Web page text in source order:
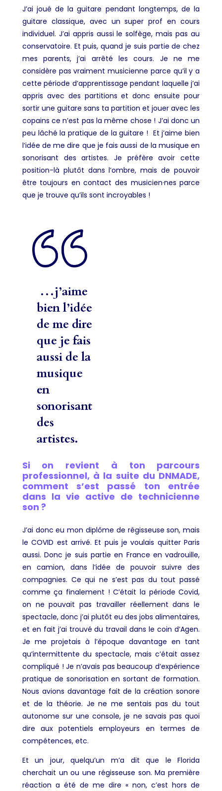
J’ai joué de la guitare pendant longtemps, de la
guitare classique, avec un super prof en cours
individuel. J’ai appris aussi le solfège, mais pas au
conservatoire. Et puis, quand je suis partie de chez
mes parents, j’ai arrêté les cours. Je ne me
considère pas vraiment musicienne parce qu’il y a
cette période d’apprentissage pendant laquelle j’ai
appris avec des partitions et donc ensuite pour
sortir une guitare sans ta partition et jouer avec les
copains ce n’est pas la même chose ! J’ai donc un
peu lâché la pratique de la guitare ! Et j’aime bien
l’idée de me dire que je fais aussi de la musique en
sonorisant des artistes. Je préfère avoir cette
position-là plutôt dans l’ombre, mais de pouvoir
être toujours en contact des musicien·nes parce
que je trouve qu’ils sont incroyables !
…j’aime
bien l’idée
de me dire
que je fais
aussi de la
musique
en
sonorisant
des
artistes.
Si on revient à ton parcours
professionnel, à la suite du DNMADE,
comment s’est passé ton entrée
dans la vie active de technicienne
son ?
J’ai donc eu mon diplôme de régisseuse son, mais
le COVID est arrivé. Et puis je voulais quitter Paris
aussi. Donc je suis partie en France en vadrouille,
en camion, dans l’idée de pouvoir suivre des
compagnies. Ce qui ne s’est pas du tout passé
comme ça finalement ! C’était la période Covid,
on ne pouvait pas travailler réellement dans le
spectacle, donc j’ai plutôt eu des jobs alimentaires,
et en fait j’ai trouvé du travail dans le coin d’Agen.
Je me projetais à l’époque davantage en tant
qu’intermittente du spectacle, mais c’était assez
compliqué ! Je n’avais pas beaucoup d’expérience
pratique de sonorisation en sortant de formation.
Nous avions davantage fait de la création sonore
et de la théorie. Je ne me sentais pas du tout
autonome sur une console, je ne savais pas quoi
dire aux potentiels employeurs en termes de
compétences, etc.
Et un jour, quelqu’un m’a dit que le Florida
cherchait un ou une régisseuse son. Ma première
réaction a été de me dire « non, c’est hors de